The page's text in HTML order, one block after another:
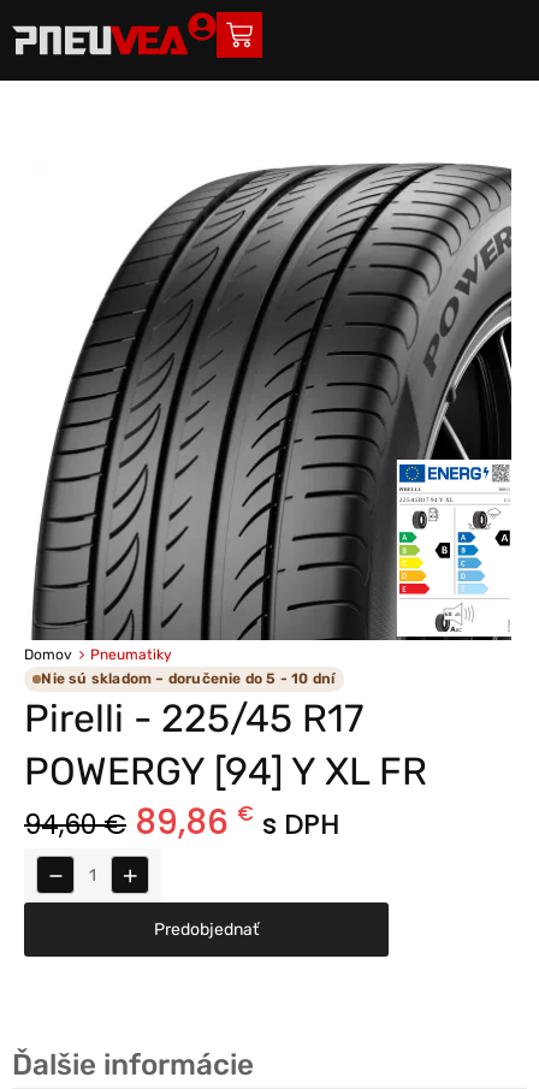
Domov
Pneumatiky
Nie sú skladom – doručenie do 5 - 10 dní
Pirelli - 225/45 R17
POWERGY [94] Y XL FR
94,60€ 89,86 € s DPH
− +
Predobjednať
Ďalšie informácie